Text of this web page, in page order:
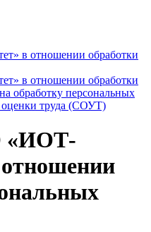
в отношении обработки
в отношении обработки
обработку персональных
оценки труда (СОУТ)
«ИОТ-
отношении